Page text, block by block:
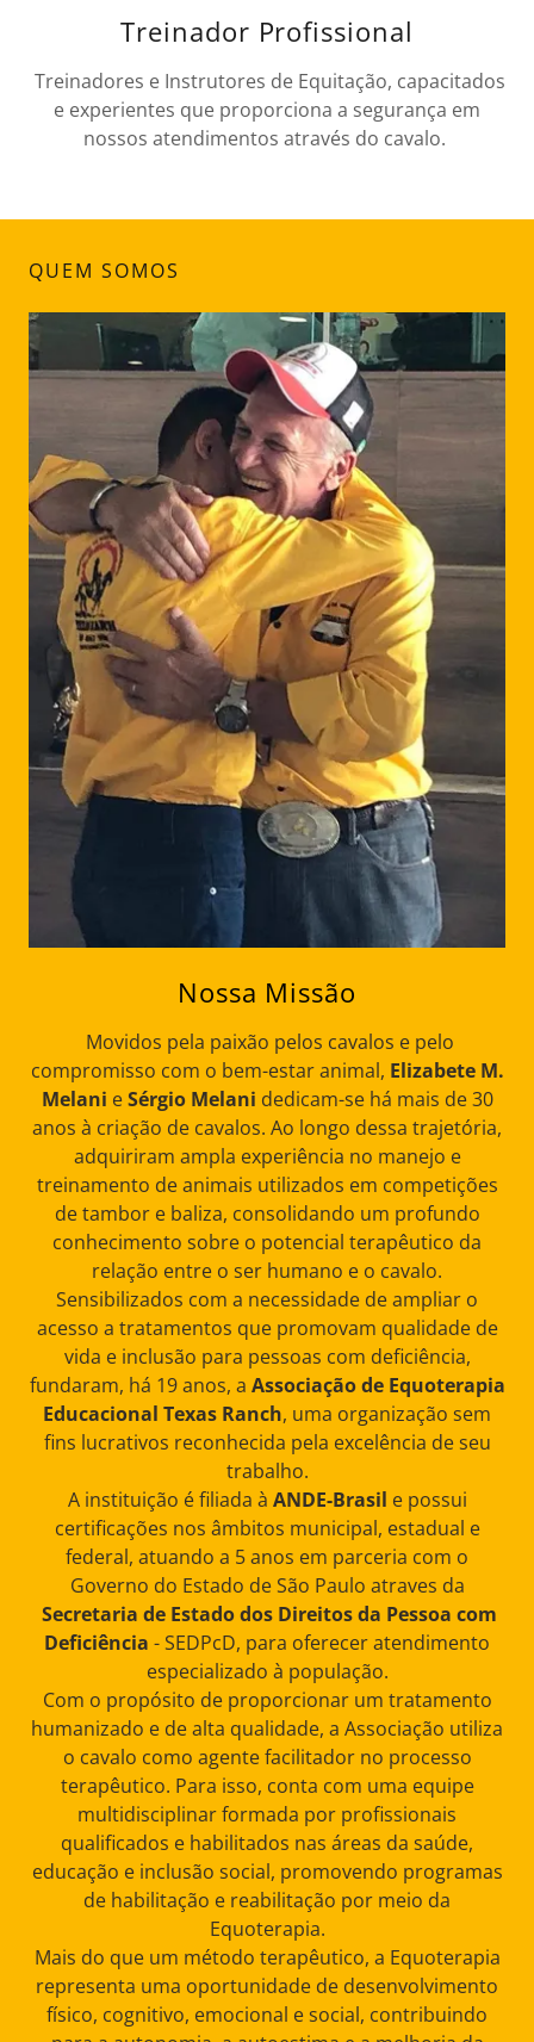
Treinador Profissional
Treinadores e Instrutores de Equitação, capacitados
e experientes que proporciona a segurança em
nossos atendimentos através do cavalo.
QUEM SOMOS
Nossa Missão
Movidos pela paixão pelos cavalos e pelo
compromisso com o bem-estar animal, Elizabete M.
Melani eSérgio Melani dedicam-se há mais de 30
anos à criação de cavalos. Ao longo dessa trajetória,
adquiriram ampla experiência no manejo e
treinamento de animais utilizados em competições
de tambor e baliza, consolidando um profundo
conhecimento sobre o potencial terapêutico da
relação entre o ser humano e o cavalo.
Sensibilizados com a necessidade de ampliar o
acesso a tratamentos que promovam qualidade de
vida e inclusão para pessoas com deficiência,
fundaram, há 19 anos, a Associação de Equoterapia
Educacional Texas Ranch, uma organização sem
fins lucrativos reconhecida pela excelência de seu
trabalho.
A instituição é filiada à ANDE-Brasil e possui
certificações nos âmbitos municipal, estadual e
federal, atuando a 5 anos em parceria com o
Governo do Estado de São Paulo atraves da
Secretaria de Estado dos Direitos da Pessoa com
Deficiência - SEDPcD, para oferecer atendimento
especializado à população.
Com o propósito de proporcionar um tratamento
humanizado e de alta qualidade, a Associação utiliza
o cavalo como agente facilitador no processo
terapêutico. Para isso, conta com uma equipe
multidisciplinar formada por profissionais
qualificados e habilitados nas áreas da saúde,
educação e inclusão social, promovendo programas
de habilitação e reabilitação por meio da
Equoterapia.
Mais do que um método terapêutico, a Equoterapia
representa uma oportunidade de desenvolvimento
físico, cognitivo, emocional e social, contribuindo